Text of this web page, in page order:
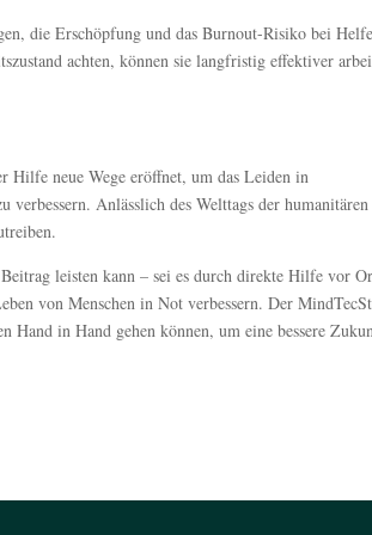
die Erschöpfung und das Burnout-Risiko bei
achten, können sie langfristig effektiver
neue Wege eröffnet, um das Leiden in
Anlässlich des Welttags der humanitären
leisten kann – sei es durch direkte Hilfe vor
von Menschen in Not verbessern. Der
Hand in Hand gehen können, um eine bessere